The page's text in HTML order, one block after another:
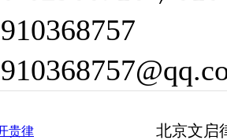
北京文启
贵律